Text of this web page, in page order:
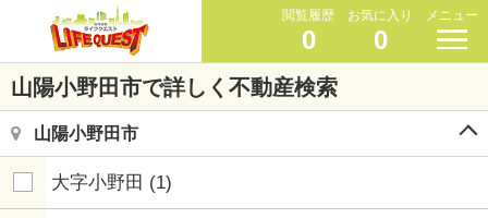
閲覧履歴
0
お気に入り
0
メニュー
山陽小野田市で詳しく不動産検索
山陽小野田市
大字小野田 (1)